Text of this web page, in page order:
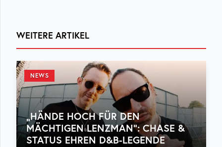
WEITERE ARTIKEL
NEWS
„HÄNDE HOCH FÜR DEN
MÄCHTIGEN LENZMAN“: CHASE &
STATUS EHREN D&B-LEGENDE